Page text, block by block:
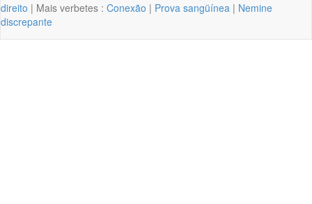
direito | Mais verbetes : Conexão | Prova sangüínea | Nemine
discrepante